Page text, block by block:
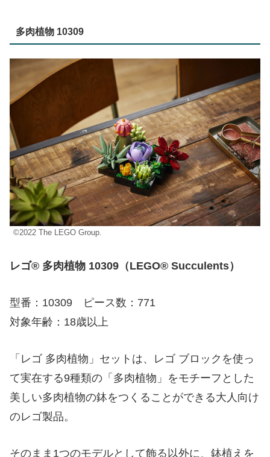
多肉植物 10309
©2022 The LEGO Group.
レゴ® 多肉植物 10309（LEGO® Succulents）
型番：10309 ピース数：771
対象年齢：18歳以上
「レゴ 多肉植物」セットは、レゴ ブロックを使っ
て実在する9種類の「多肉植物」をモチーフとした
美しい多肉植物の鉢をつくることができる大人向け
のレゴ製品。
そのまま1つのモデルとして飾る以外に、鉢植えを